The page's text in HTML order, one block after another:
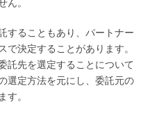
ん。
することもあり、パートナー
で決定することがあります。
託先を選定することについて
選定方法を元にし、委託元の
す。